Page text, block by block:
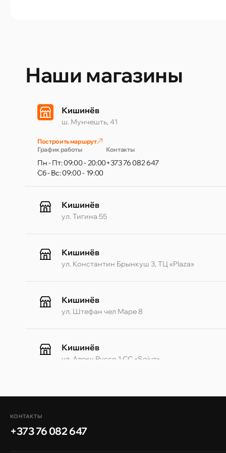
Наши магазины
Кишинёв
ш. Мунчешть, 41
Построить маршрут
График работы
Пн - Пт: 09:00 - 20:00
Сб - Вс: 09:00 - 19:00
Контакты
+373 76 082 647
Кишинёв
ул. Тигина 55
Кишинёв
ул. Константин Брынкуш 3, ТЦ «Plaza»
Кишинёв
ул. Штефан чел Маре 8
Кишинёв
ул. Алеку Руссо 1 CC «Soiuz»
Кишинёв
КОНТАКТЫ
+373 76 082 647